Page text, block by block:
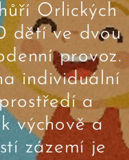
Orlických
dětí ve dvou
provoz.
individuální
a
výchově a
zázemí je